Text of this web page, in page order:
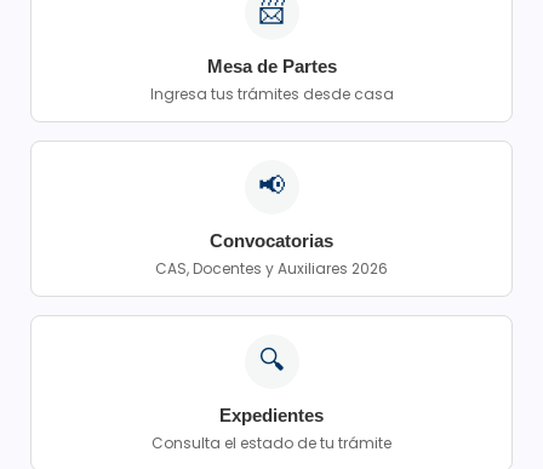
📨
Mesa de Partes
Ingresa tus trámites desde casa
📢
Convocatorias
CAS, Docentes y Auxiliares 2026
🔍
Expedientes
Consulta el estado de tu trámite